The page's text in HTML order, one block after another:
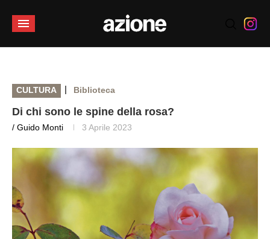
CULTURA | Biblioteca
Di chi sono le spine della rosa?
/ Guido Monti 3 Aprile 2023